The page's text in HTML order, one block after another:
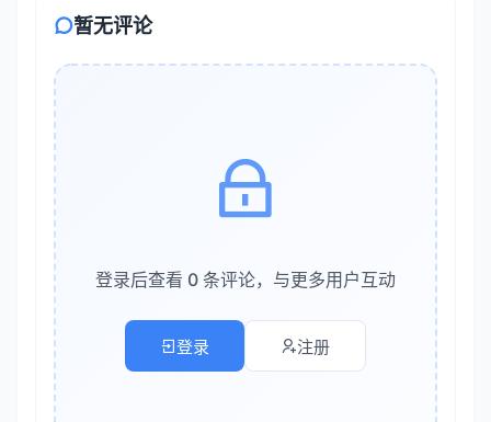
Codex的输入通常是自然语言描述或部分代码片段，输出
数，计算斐波那契数列的第n项”，Codex会生成类似以下
的代码：
def fibonacci(n):
    if n <= 0:
        return 0
    elif n == 1:
        return 1
    else:
        return fibonacci(n-1) + fibonacci(n-2)
暂无评论
登录后查看 0 条评论，与更多用户互动
登录 注册